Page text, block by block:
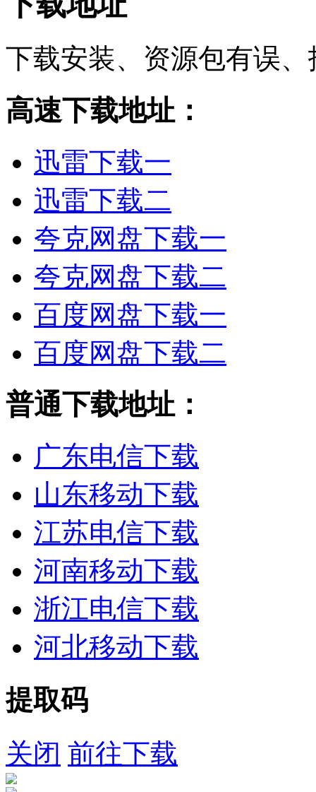
下载安装、资源包有误
高速下载地址：
迅雷下载一
迅雷下载二
夸克网盘下载一
夸克网盘下载二
百度网盘下载一
百度网盘下载二
普通下载地址：
广东电信下载
山东移动下载
江苏电信下载
河南移动下载
浙江电信下载
河北移动下载
提取码
关闭 前往下载